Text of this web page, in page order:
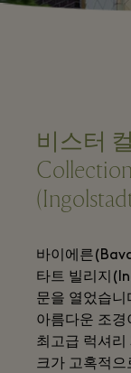
비스터
바이에른
타트 빌리지
문을 열었습
아름다운 조경
최고급 럭셔리
크가 고혹적으